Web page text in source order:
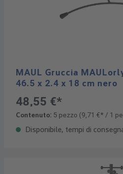
MAUL Gruccia
46.5 x 2.4 x 18 cm nero
48,55 €*
Contenuto: 5 pezzo (9,71 €* / 1
Disponibile, tempi di